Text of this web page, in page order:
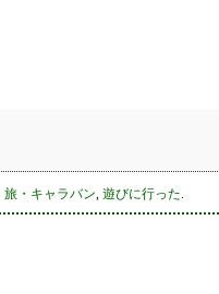
旅・キャラバン, 遊びに行った.